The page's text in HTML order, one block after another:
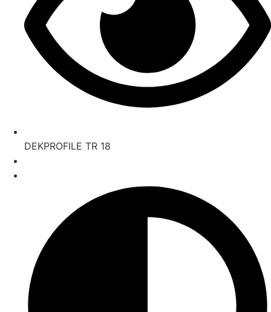
DEKPROFILE TR 18